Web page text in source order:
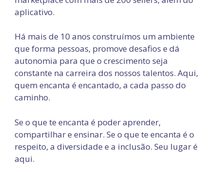
aplicativo.
Há mais de 10 anos construímos um ambiente
que forma pessoas, promove desafios e dá
autonomia para que o crescimento seja
constante na carreira dos nossos talentos. Aqui,
quem encanta é encantado, a cada passo do
caminho.
Se o que te encanta é poder aprender,
compartilhar e ensinar. Se o que te encanta é o
respeito, a diversidade e a inclusão. Seu lugar é
aqui.